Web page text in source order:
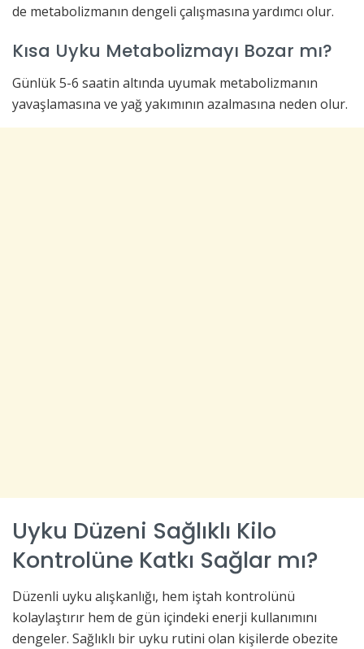
de metabolizmanın dengeli çalışmasına yardımcı olur.
Kısa Uyku Metabolizmayı Bozar mı?
Günlük 5-6 saatin altında uyumak metabolizmanın
yavaşlamasına ve yağ yakımının azalmasına neden olur.
Uyku Düzeni Sağlıklı Kilo
Kontrolüne Katkı Sağlar mı?
Düzenli uyku alışkanlığı, hem iştah kontrolünü
kolaylaştırır hem de gün içindeki enerji kullanımını
dengeler. Sağlıklı bir uyku rutini olan kişilerde obezite